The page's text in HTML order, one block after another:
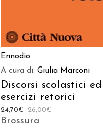
Ennodio
A cura di: Giulia Marconi
Discorsi scolastici ed
esercizi retorici
26,00€
24,70€
Brossura